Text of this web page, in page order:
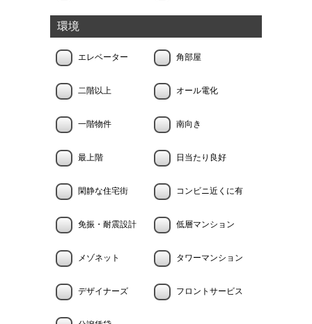
環境
エレベーター 角部屋
二階以上 オール電化
一階物件 南向き
最上階 日当たり良好
閑静な住宅街 コンビニ近くに有
免振・耐震設計 低層マンション
メゾネット タワーマンション
デザイナーズ フロントサービス